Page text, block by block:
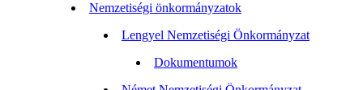
Nemzetiségi önkormányzatok
Lengyel Nemzetiségi Önkormányzat
Dokumentumok